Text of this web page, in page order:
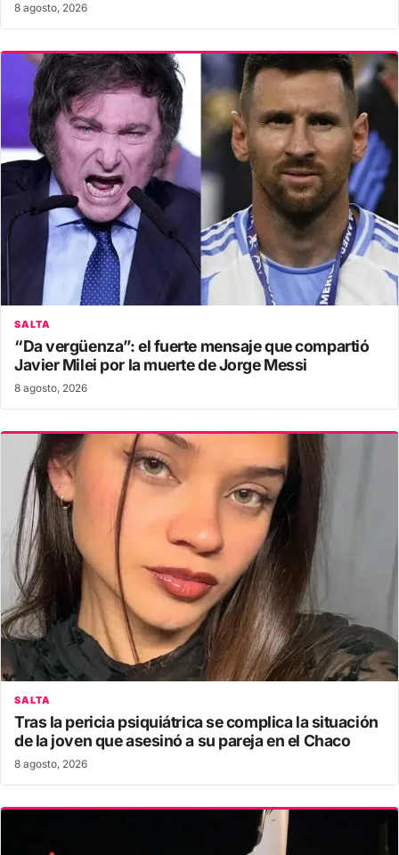
8 agosto, 2026
SALTA
“Da vergüenza”: el fuerte mensaje que compartió
Javier Milei por la muerte de Jorge Messi
8 agosto, 2026
SALTA
Tras la pericia psiquiátrica se complica la situación
de la joven que asesinó a su pareja en el Chaco
8 agosto, 2026